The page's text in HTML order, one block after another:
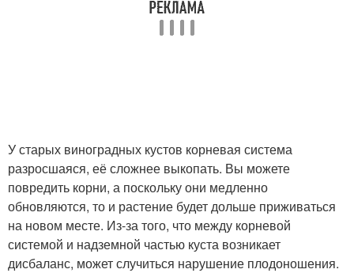
У старых виноградных кустов корневая система
разросшаяся, её сложнее выкопать. Вы можете
повредить корни, а поскольку они медленно
обновляются, то и растение будет дольше приживаться
на новом месте. Из-за того, что между корневой
системой и надземной частью куста возникает
дисбаланс, может случиться нарушение плодоношения.